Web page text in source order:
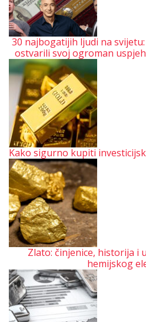
30 najbogatijih ljudi na
ostvarili svoj ogroman
Kako sigurno kupiti
Zlato: činjenice, historija i
hemijskog